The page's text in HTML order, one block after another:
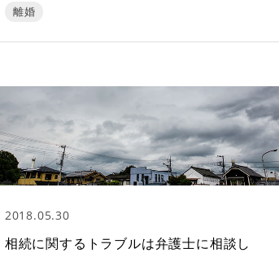
離婚
2018.05.30
相続に関するトラブルは弁護士に相談し